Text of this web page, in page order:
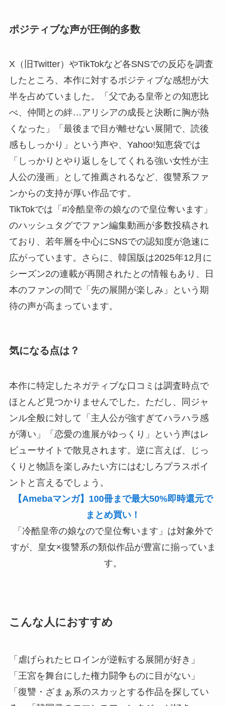
ポジティブな声が圧倒的多数
X（旧Twitter）やTikTokなど各SNSでの反応を調査
したところ、本作に対するポジティブな感想が大
半を占めていました。「父である皇帝との知恵比
べ、仲間との絆…アリシアの成長と決断に胸が熱
くなった」「最後まで目が離せない展開で、読後
感もしっかり」という声や、Yahoo!知恵袋では
「しっかりとやり返しをしてくれる強い女性が主
人公の漫画」として推薦されるなど、復讐系ファ
ンからの支持が厚い作品です。
TikTokでは「#冷酷皇帝の娘なので皇位奪います」
のハッシュタグでファン編集動画が多数投稿され
ており、若年層を中心にSNSでの認知度が急速に
広がっています。さらに、韓国版は2025年12月に
シーズン2の連載が再開されたとの情報もあり、日
本のファンの間で「先の展開が楽しみ」という期
待の声が高まっています。
気になる点は？
本作に特定したネガティブな口コミは調査時点で
ほとんど見つかりませんでした。ただし、同ジャ
ンル全般に対して「主人公が強すぎてハラハラ感
が薄い」「恋愛の進展がゆっくり」という声はレ
ビューサイトで散見されます。逆に言えば、じっ
くりと物語を楽しみたい方にはむしろプラスポイ
ントと言えるでしょう。
【Amebaマンガ】100冊まで最大50%即時還元で
まとめ買い！
「冷酷皇帝の娘なので皇位奪います」は対象外で
すが、皇女×復讐系の類似作品が豊富に揃っていま
す。
こんな人におすすめ
「虐げられたヒロインが逆転する展開が好き」
「王宮を舞台にした権力闘争ものに目がない」
「復讐・ざまぁ系のスカッとする作品を探してい